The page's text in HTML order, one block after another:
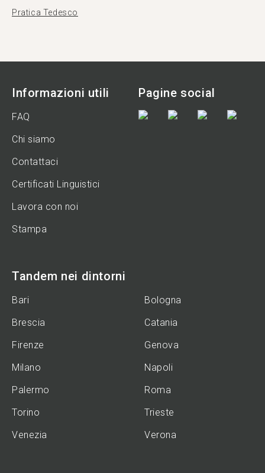
Pratica Tedesco
Informazioni utili
FAQ
Chi siamo
Contattaci
Certificati Linguistici
Lavora con noi
Stampa
Pagine social
Tandem nei dintorni
Bari
Bologna
Brescia
Catania
Firenze
Genova
Milano
Napoli
Palermo
Roma
Torino
Trieste
Venezia
Verona